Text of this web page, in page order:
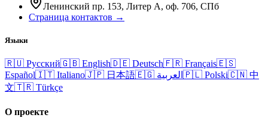
Ленинский пр. 153, Литер А, оф. 706, СПб
Страница контактов →
Языки
🇷🇺 Русский🇬🇧 English🇩🇪 Deutsch🇫🇷 Français🇪🇸
Español🇮🇹 Italiano🇯🇵 日本語🇪🇬 العربية 🇵🇱 Polski🇨🇳 中
文🇹🇷 Türkçe
О проекте